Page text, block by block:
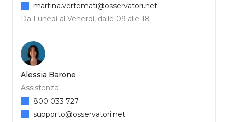
Da Lunedì al Venerdì, dalle 09 alle 18
martina.vertemati@osservatori.net
Alessia Barone
Assistenza
800 033 727
supporto@osservatori.net